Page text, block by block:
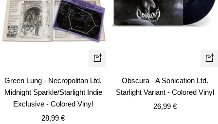
+
Añadir
Green Lung - Necropolitan Ltd.
Midnight Sparkle/Starlight Indie
Exclusive - Colored Vinyl
Precio
28,99 €
+
Obscura - A Sonication Ltd.
Starlight Variant - Colored Vinyl
Precio
26,99 €